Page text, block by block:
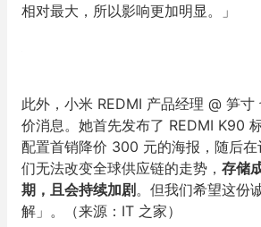
相对最大，所以影响更加明显。」
此外，小米 REDMI 产品经理 @ 笋
价消息。她首先发布了 REDMI K90
配置首销降价 300 元的海报，随后
们无法改变全球供应链的走势， 存储
期，且会持续加剧。但我们希望这份
解」。（来源：IT 之家）